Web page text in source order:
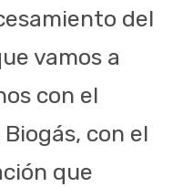
del
vamos a
con el
con el
que